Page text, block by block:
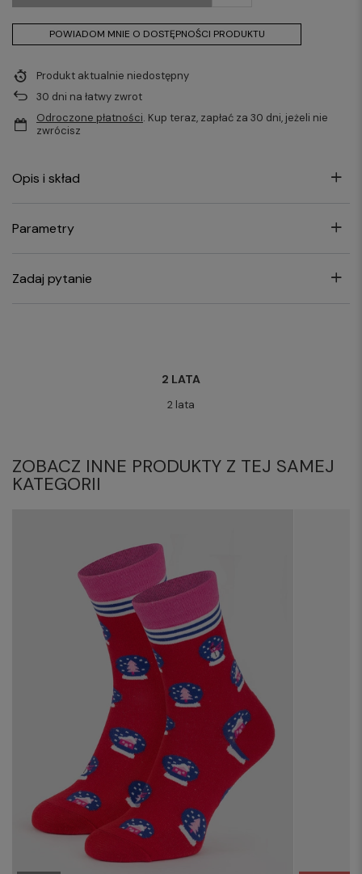
POWIADOM MNIE O DOSTĘPNOŚCI PRODUKTU
Produkt aktualnie niedostępny
30 dni na łatwy zwrot
Odroczone płatności. Kup teraz, zapłać za 30 dni, jeżeli nie
zwrócisz
Opis i skład
Parametry
Zadaj pytanie
2 LATA
2 lata
ZOBACZ INNE PRODUKTY Z TEJ SAMEJ
KATEGORII